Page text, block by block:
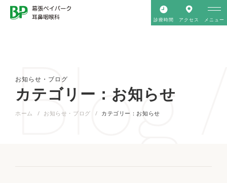
診療時間 アクセス メニュー
お知らせ・ブログ
カテゴリー：お知らせ
ホーム お知らせ・ブログ カテゴリー：お知らせ
Blog